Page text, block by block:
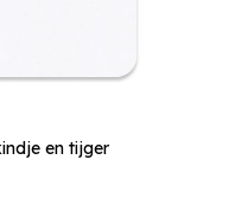
en tijger